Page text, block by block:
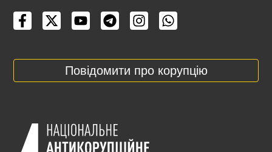
Повідомити про корупцію